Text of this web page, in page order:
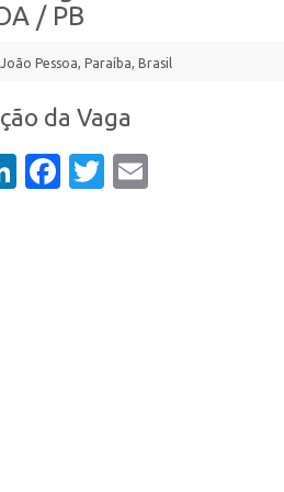
/ PB
João Pessoa, Paraíba, Brasil
da Vaga
LinkedIn
Facebook
Twitter